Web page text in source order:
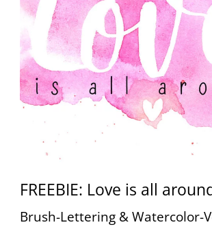
FREEBIE: Love is all
Brush-Lettering & Watercolor-